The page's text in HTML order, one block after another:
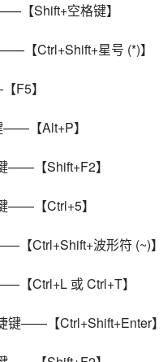
【Shift+空格键】
【Ctrl+Shift+星号 (*)】
F5】
——【Alt+P】
——【Shift+F2】
——【Ctrl+5】
【Ctrl+Shift+波形符 (~)】
【Ctrl+L 或 Ctrl+T】
键——【Ctrl+Shift+Enter】